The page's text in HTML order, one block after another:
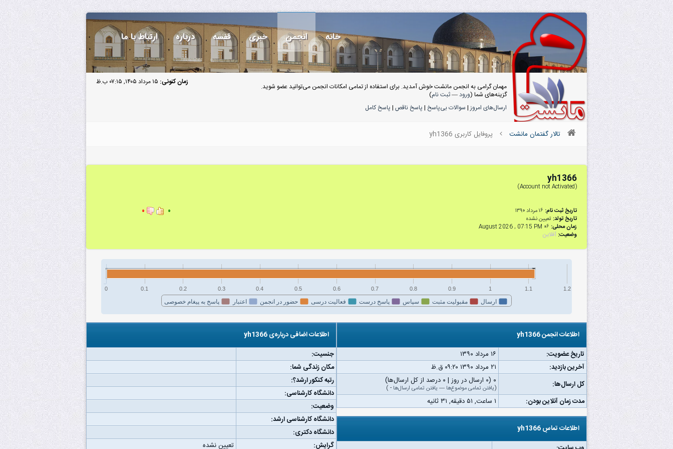
خانه انجمن خبری قفسه درباره ارتباط با ما
زمان کنونی: ۱۵ مرداد ۱۴۰۵, ۰۷:۱۵ ب.ظ
مهمان گرامی به انجمن مانشت خوش آمدید. برای استفاده از تمامی امکانات انجمن می‌توانید عضو شوید.
گزینه‌های شما (ورود—ثبت نام)
ارسال‌های امروز| سوالات بی‌پاسخ | پاسخ ناقص | پاسخ کامل
تالار گفتمان مانشت پروفایل کاربری yh1366
yh1366
(Account not Activated)
تاریخ ثبت نام: ۱۶ مرداد ۱۳۹۰
تاریخ تولد: تعیین نشده
زمان محلی: ۰۶ August 2026 , 07:15 PM
وضعیت: آفلاین
۰ ۰
ارسال مقبولیت مثبت سپاس پاسخ درست فعالیت درسی حضور در انجمن اعتبار پاسخ به پیغام خصوصی
0 0.1 0.2 0.3 0.4 0.5 0.6 0.7 0.8 0.9 1 1.1 1.2
اطلاعات انجمن yh1366
تاریخ عضویت:
۱۶ مرداد ۱۳۹۰
آخرین بازدید:
۲۱ مرداد ۱۳۹۰ ۰۹:۲۰ ق.ظ
کل ارسال‌ها:
۰ (۰ ارسال در روز | ۰ درصد از کل ارسال‌ها)
(یافتن تمامی موضوع‌ها — یافتن تمامی ارسال‌ها -
)
مدت زمان آنلاین بودن: ۱ ساعت, ۵۱ دقیقه, ۳۱ ثانیه
اطلاعات تماسِ yh1366
اطلاعات اضافی درباره‌ی yh1366
جنسیت:
مکان زندگی شما:
رتبه کنکور ارشد؟:
دانشگاه کارشناسی:
وضعیت:
دانشگاه کارشناسی ارشد:
دانشگاه دکتری:
گرایش:
تعیین نشده